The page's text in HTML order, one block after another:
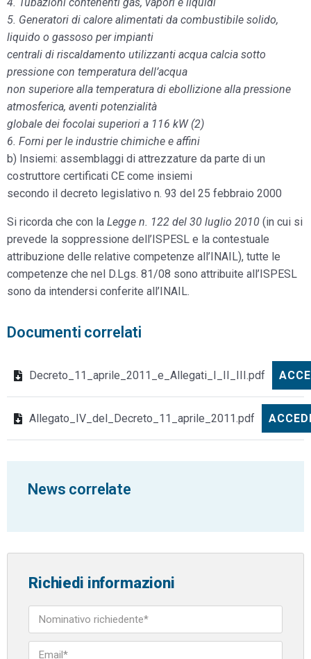
5. Generatori di calore alimentati da combustibile solido,
liquido o gassoso per impianti
centrali di riscaldamento utilizzanti acqua calcia sotto
pressione con temperatura dell’acqua
non superiore alla temperatura di ebollizione alla pressione
atmosferica, aventi potenzialità
globale dei focolai superiori a 116 kW (2)
6. Forni per le industrie chimiche e affini
b) Insiemi: assemblaggi di attrezzature da parte di un
costruttore certificati CE come insiemi
secondo il decreto legislativo n. 93 del 25 febbraio 2000
Si ricorda che con la Legge n. 122 del 30 luglio 2010 (in cui si
prevede la soppressione dell’ISPESL e la contestuale
attribuzione delle relative competenze all’INAIL), tutte le
competenze che nel D.Lgs. 81/08 sono attribuite all’ISPESL
sono da intendersi conferite all’INAIL.
Documenti correlati
Decreto_11_aprile_2011_e_Allegati_I_II_III.pdf
Allegato_IV_del_Decreto_11_aprile_2011.pdf
News correlate
Richiedi informazioni